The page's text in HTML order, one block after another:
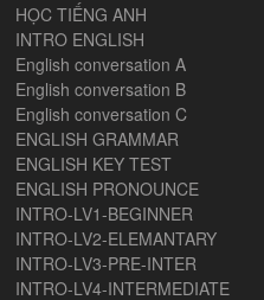
HỌC TIẾNG ANH
INTRO ENGLISH
English conversation A
English conversation B
English conversation C
ENGLISH GRAMMAR
ENGLISH KEY TEST
ENGLISH PRONOUNCE
INTRO-LV1-BEGINNER
INTRO-LV2-ELEMANTARY
INTRO-LV3-PRE-INTER
INTRO-LV4-INTERMEDIATE